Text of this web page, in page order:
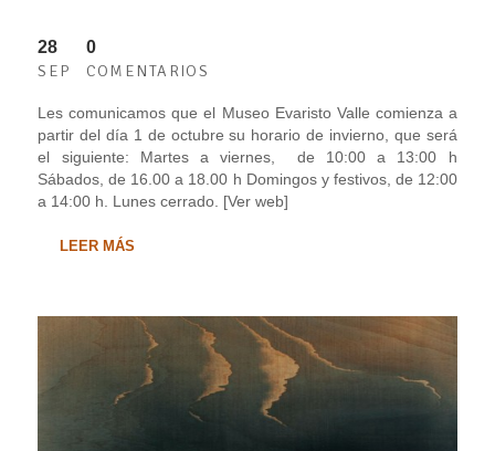
28
SEP
0
COMENTARIOS
Les comunicamos que el Museo Evaristo Valle comienza a
partir del día 1 de octubre su horario de invierno, que será
el siguiente: Martes a viernes, de 10:00 a 13:00 h
Sábados, de 16.00 a 18.00 h Domingos y festivos, de 12:00
a 14:00 h. Lunes cerrado. [Ver web]
LEER MÁS